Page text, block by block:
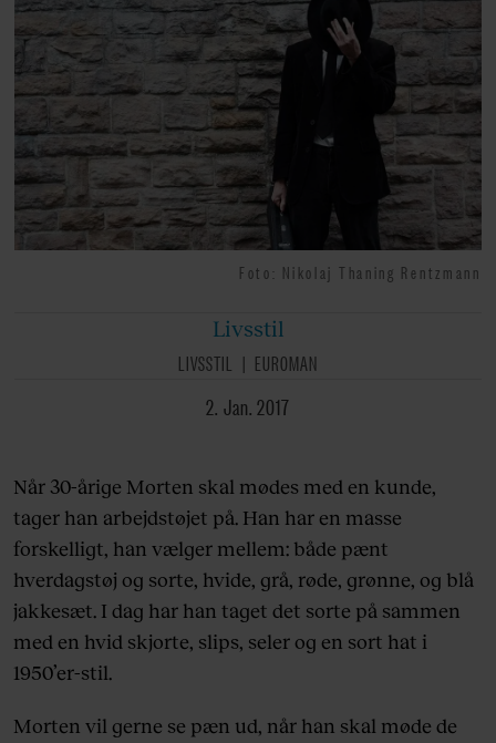
Foto: Nikolaj Thaning Rentzmann
Livsstil
LIVSSTIL
EUROMAN
2. Jan. 2017
Når 30-årige Morten skal mødes med en kunde,
tager han arbejdstøjet på. Han har en masse
forskelligt, han vælger mellem: både pænt
hverdagstøj og sorte, hvide, grå, røde, grønne, og blå
jakkesæt. I dag har han taget det sorte på sammen
med en hvid skjorte, slips, seler og en sort hat i
1950’er-stil.
Morten vil gerne se pæn ud, når han skal møde de